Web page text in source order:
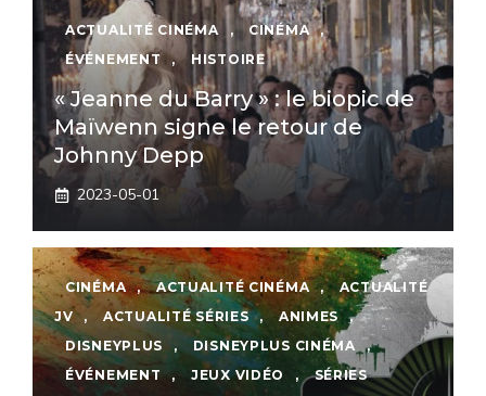
ACTUALITÉ CINÉMA , CINÉMA
,
ÉVÉNEMENT
, HISTOIRE
« Jeanne du Barry » : le biopic de
Maïwenn signe le retour de
Johnny Depp
2023-05-01
CINÉMA , ACTUALITÉ CINÉMA ,
ACTUALITÉ
JV
, ACTUALITÉ SÉRIES , ANIMES
,
DISNEYPLUS
, DISNEYPLUS CINÉMA
,
ÉVÉNEMENT
, JEUX VIDÉO , SÉRIES